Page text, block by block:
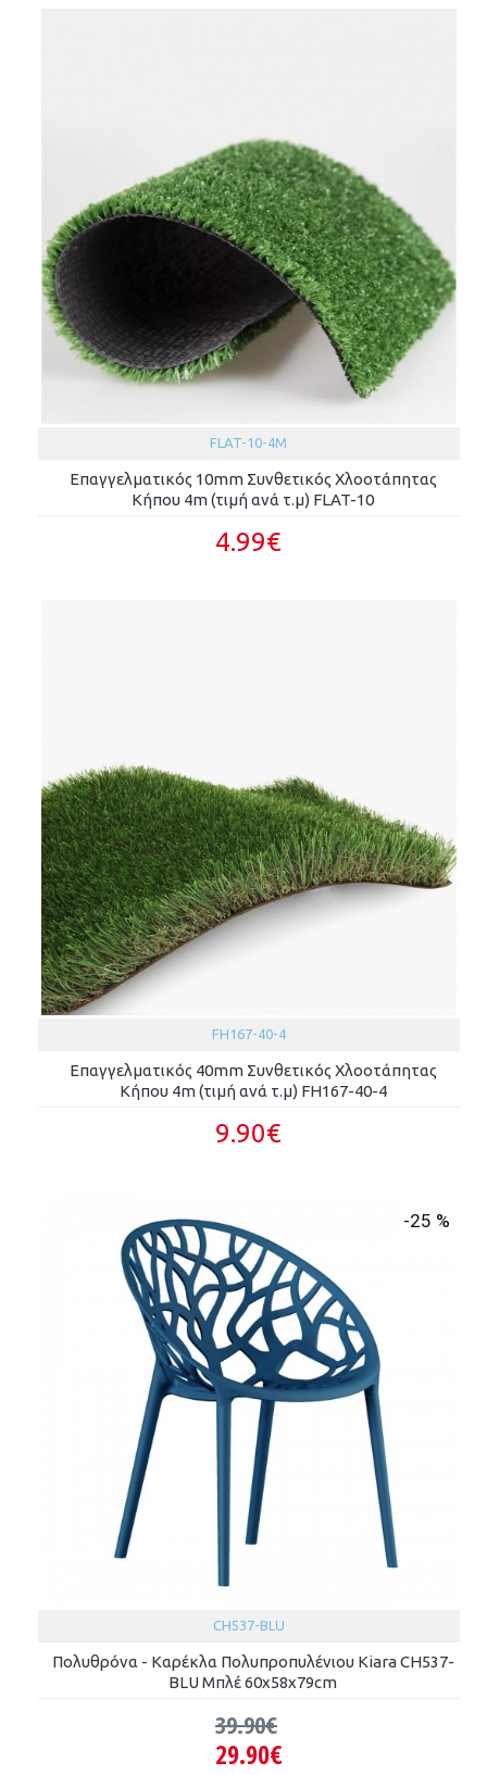
FLAT-10-4M
Επαγγελματικός 10mm Συνθετικός Χλοοτάπητας
Κήπου 4m (τιμή ανά τ.μ) FLAT-10
4.99€
FH167-40-4
Επαγγελματικός 40mm Συνθετικός Χλοοτάπητας
Κήπου 4m (τιμή ανά τ.μ) FH167-40-4
9.90€
-25 %
CH537-BLU
Πολυθρόνα - Καρέκλα Πολυπροπυλένιου Kiara CH537-
BLU Μπλέ 60x58x79cm
29.90€
39.90€